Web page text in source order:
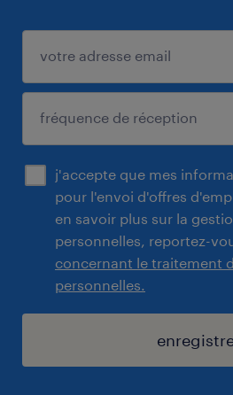
j'accepte que mes
pour l'envoi d'offres
en savoir plus sur la
personnelles, reportez-
concernant le traitement
personnelles.